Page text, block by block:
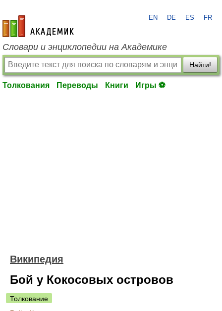
academic.ru
EN DE ES FR
Словари и энциклопедии на Академике
Найти!
Толкования Переводы Книги Игры ⚽
Википедия
Бой у Кокосовых островов
Толкование